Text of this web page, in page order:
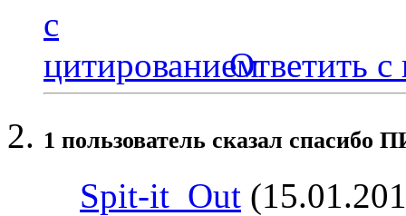
Ответить с
1 пользователь сказал cпасибо
Spit-it_Out